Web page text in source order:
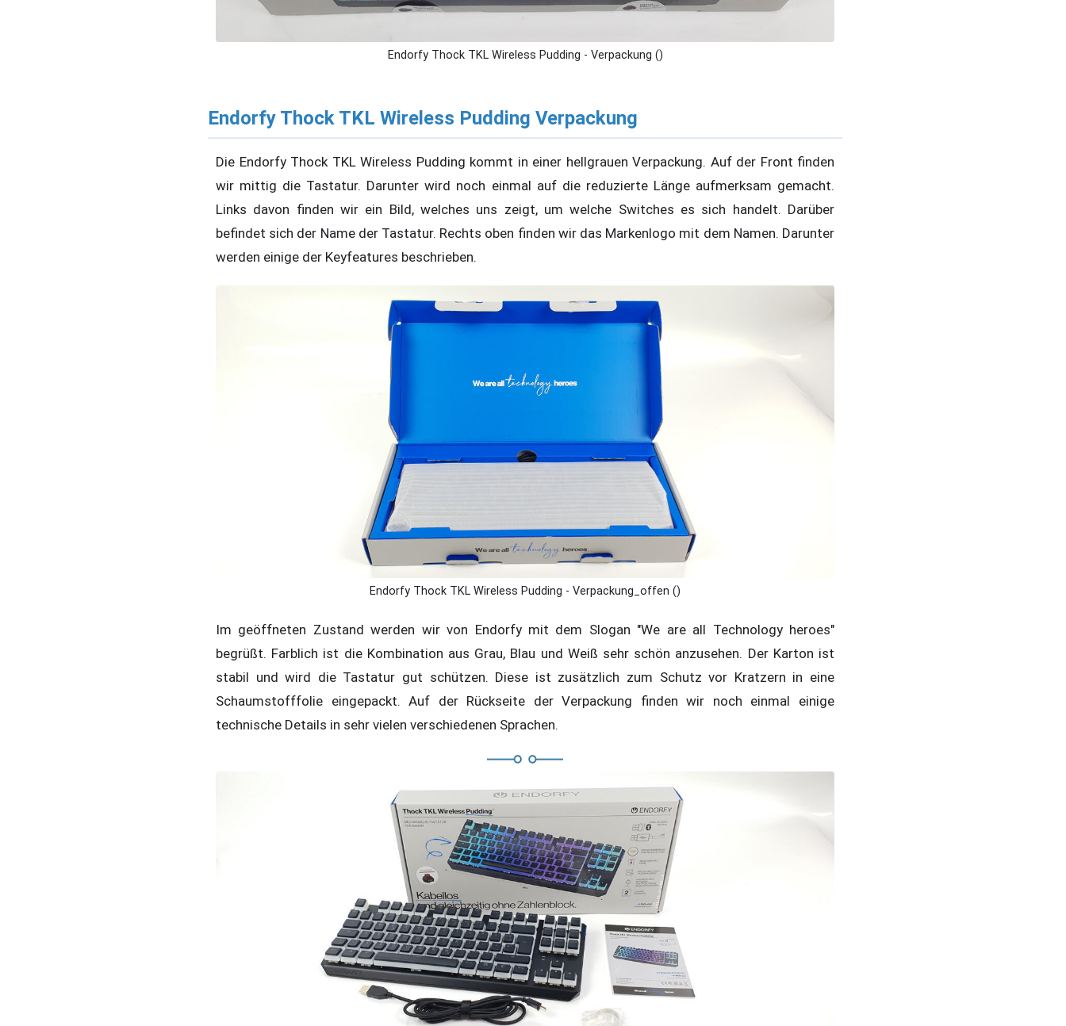
Endorfy Thock TKL Wireless Pudding - Verpackung ()
Endorfy Thock TKL Wireless Pudding Verpackung
Die Endorfy Thock TKL Wireless Pudding kommt in einer hellgrauen Verpackung. Auf der Front finden
wir mittig die Tastatur. Darunter wird noch einmal auf die reduzierte Länge aufmerksam gemacht.
Links davon finden wir ein Bild, welches uns zeigt, um welche Switches es sich handelt. Darüber
befindet sich der Name der Tastatur. Rechts oben finden wir das Markenlogo mit dem Namen. Darunter
werden einige der Keyfeatures beschrieben.
Endorfy Thock TKL Wireless Pudding - Verpackung_offen ()
Im geöffneten Zustand werden wir von Endorfy mit dem Slogan "We are all Technology heroes"
begrüßt. Farblich ist die Kombination aus Grau, Blau und Weiß sehr schön anzusehen. Der Karton ist
stabil und wird die Tastatur gut schützen. Diese ist zusätzlich zum Schutz vor Kratzern in eine
Schaumstofffolie eingepackt. Auf der Rückseite der Verpackung finden wir noch einmal einige
technische Details in sehr vielen verschiedenen Sprachen.